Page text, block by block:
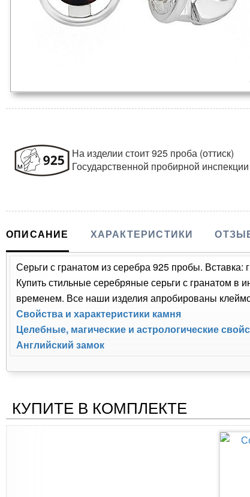
На изделии стоит 925 проба (оттиск)
Государственной пробирной инспекции
ОПИСАНИЕ ХАРАКТЕРИСТИКИ
Серьги с гранатом из серебра 925 пробы. Вставка:
Купить стильные серебряные серьги с гранатом в
временем. Все наши изделия апробированы
Свойства и характеристики камня
Целебные, магические и астрологические
Английский замок
КУПИТЕ В КОМПЛЕКТЕ